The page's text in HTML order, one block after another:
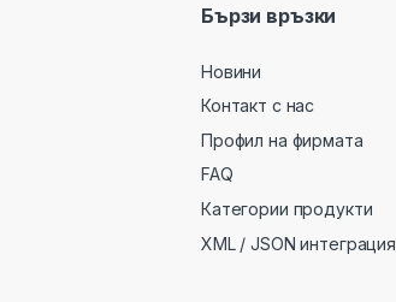
Бързи връзки
Новини
Контакт с нас
Профил на фирмата
FAQ
Категории продукти
XML / JSON интеграция